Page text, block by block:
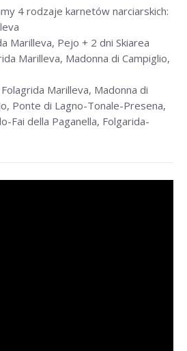
4 rodzaje karnetów narciarskich:
Marilleva, Pejo + 2 dni Skiarea
Marilleva, Madonna di Campiglio,
Marilleva, Madonna di
Ponte di Lagno-Tonale-Presena,
Fai della Paganella, Folgarida-